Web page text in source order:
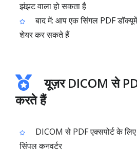
झंझट वाला हो सकता है
बाद में: आप एक सिंगल PDF
शेयर कर सकते हैं
यूज़र DICOM से
करते हैं
DICOM से PDF एक्सपोर्ट के लिए
सिंपल कनवर्टर